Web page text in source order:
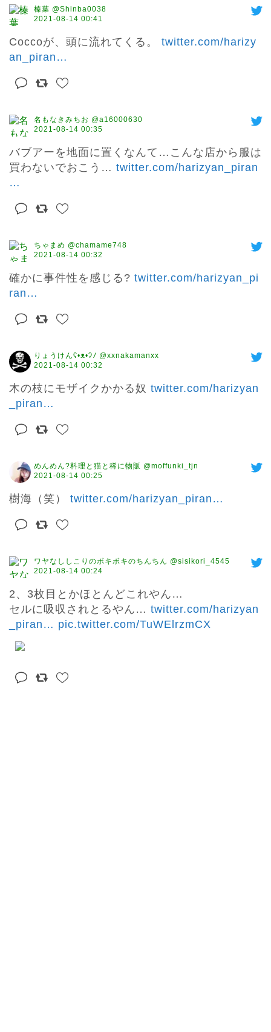
榛葉 @Shinba0038
2021-08-14 00:41
Coccoが、頭に流れてくる。 twitter.com/harizy
an_piran …
名もなきみちお @a16000630
2021-08-14 00:35
バブアーを地面に置くなんて…こんな店から服は
買わないでおこう… twitter.com/harizyan_piran
…
ちゃまめ @chamame748
2021-08-14 00:32
確かに事件性を感じる? twitter.com/harizyan_pi
ran …
りょうけんʕ•ᴥ•ʔﾉ @xxnakamanxx
2021-08-14 00:32
木の枝にモザイクかかる奴 twitter.com/harizyan
_piran …
めんめん?料理と猫と稀に物販 @moffunki_tjn
2021-08-14 00:25
樹海（笑） twitter.com/harizyan_piran …
ワヤなししこりのボキボキのちんちん @sisikori_4545
2021-08-14 00:24
2、3枚目とかほとんどこれやん…
セルに吸収されとるやん… twitter.com/harizyan
_piran … pic.twitter.com/TuWElrzmCX